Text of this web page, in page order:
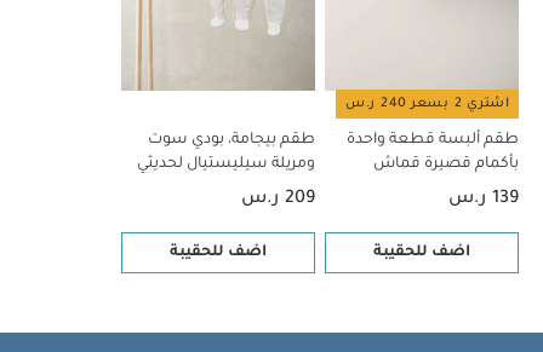
اشتري 2 بسعر 240 ر.س
طقم ألبسة قطعة واحدة
بأكمام قصيرة قماش
عضوي بلون أبيض - 5 قطع
139 ر.س
اضف للحقيبة
طقم بيجامة، بودي سوت
ومريلة سيليستيال لحديثي
الولادة، 5 قطع
209 ر.س
اضف للحقيبة